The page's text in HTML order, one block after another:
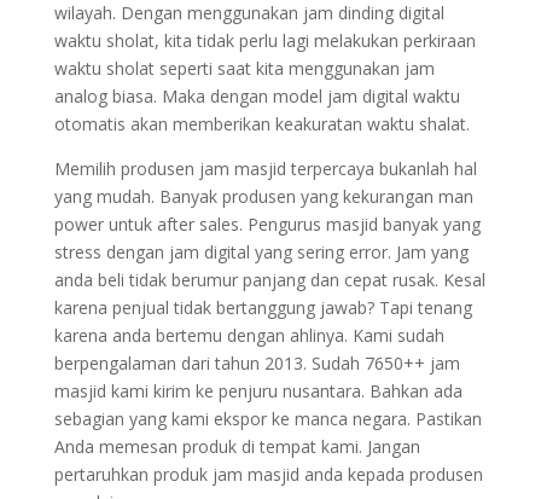
wilayah. Dengan menggunakan jam dinding digital
waktu sholat, kita tidak perlu lagi melakukan perkiraan
waktu sholat seperti saat kita menggunakan jam
analog biasa. Maka dengan model jam digital waktu
otomatis akan memberikan keakuratan waktu shalat.
Memilih produsen jam masjid terpercaya bukanlah hal
yang mudah. Banyak produsen yang kekurangan man
power untuk after sales. Pengurus masjid banyak yang
stress dengan jam digital yang sering error. Jam yang
anda beli tidak berumur panjang dan cepat rusak. Kesal
karena penjual tidak bertanggung jawab? Tapi tenang
karena anda bertemu dengan ahlinya. Kami sudah
berpengalaman dari tahun 2013. Sudah 7650++ jam
masjid kami kirim ke penjuru nusantara. Bahkan ada
sebagian yang kami ekspor ke manca negara. Pastikan
Anda memesan produk di tempat kami. Jangan
pertaruhkan produk jam masjid anda kepada produsen